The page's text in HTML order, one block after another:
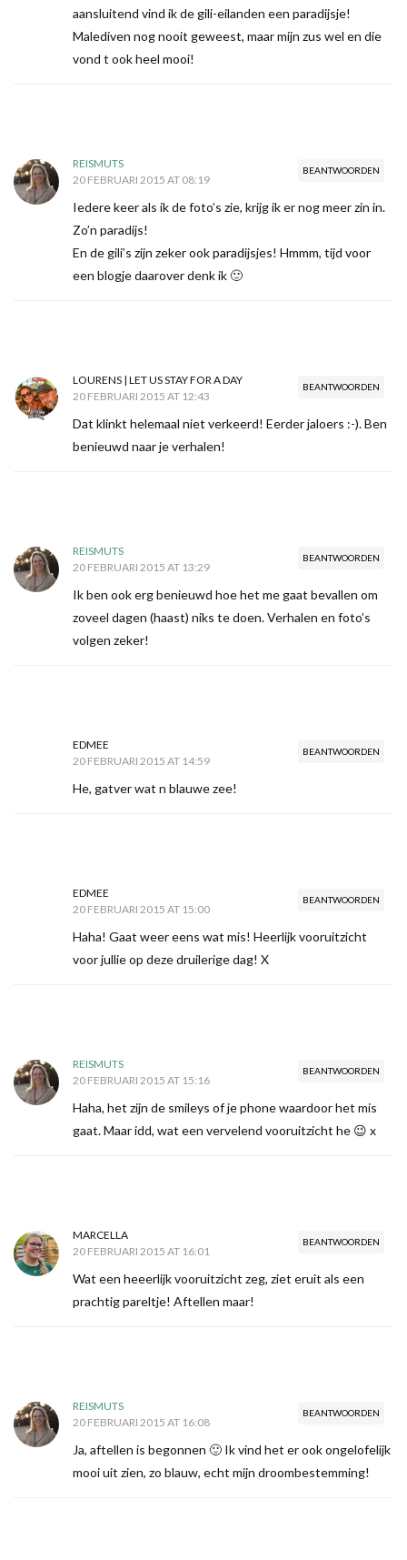
aansluitend vind ik de gili-eilanden een paradijsje!
Malediven nog nooit geweest, maar mijn zus wel en die
vond t ook heel mooi!
BEANTWOORDEN
REISMUTS
20 FEBRUARI 2015 AT 08:19
Iedere keer als ik de foto’s zie, krijg ik er nog meer zin in.
Zo’n paradijs!
En de gili’s zijn zeker ook paradijsjes! Hmmm, tijd voor
een blogje daarover denk ik 🙂
BEANTWOORDEN
LOURENS | LET US STAY FOR A DAY
20 FEBRUARI 2015 AT 12:43
Dat klinkt helemaal niet verkeerd! Eerder jaloers :-). Ben
benieuwd naar je verhalen!
BEANTWOORDEN
REISMUTS
20 FEBRUARI 2015 AT 13:29
Ik ben ook erg benieuwd hoe het me gaat bevallen om
zoveel dagen (haast) niks te doen. Verhalen en foto’s
volgen zeker!
BEANTWOORDEN
EDMEE
20 FEBRUARI 2015 AT 14:59
He, gatver wat n blauwe zee!
BEANTWOORDEN
EDMEE
20 FEBRUARI 2015 AT 15:00
Haha! Gaat weer eens wat mis! Heerlijk vooruitzicht
voor jullie op deze druilerige dag! X
BEANTWOORDEN
REISMUTS
20 FEBRUARI 2015 AT 15:16
Haha, het zijn de smileys of je phone waardoor het mis
gaat. Maar idd, wat een vervelend vooruitzicht he 😉 x
BEANTWOORDEN
MARCELLA
20 FEBRUARI 2015 AT 16:01
Wat een heeerlijk vooruitzicht zeg, ziet eruit als een
prachtig pareltje! Aftellen maar!
BEANTWOORDEN
REISMUTS
20 FEBRUARI 2015 AT 16:08
Ja, aftellen is begonnen 🙂 Ik vind het er ook ongelofelijk
mooi uit zien, zo blauw, echt mijn droombestemming!